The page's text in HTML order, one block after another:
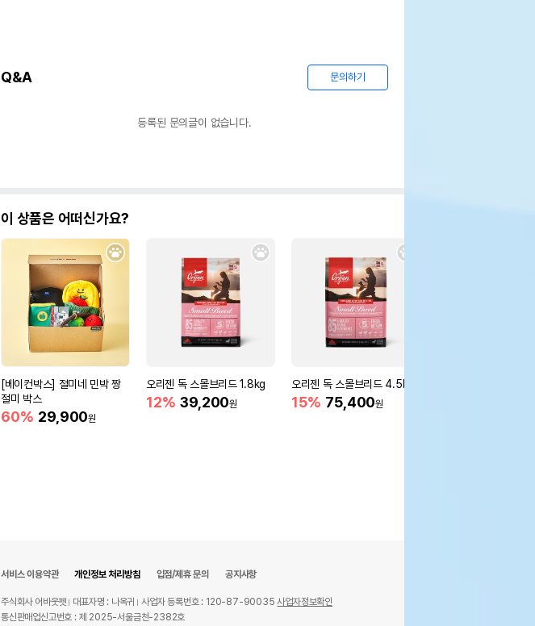
Q&A 문의하기
등록된 문의글이 없습니다.
이 상품은 어떠신가요?
[베이컨박스] 절미네 민박 짱
절미 박스
60% 29,900원
오리젠 독 스몰브리드 1.8kg
12% 39,200원
오리젠 독 스몰브리드 4.5kg
15% 75,400원
서비스 이용약관 개인정보 처리방침 입점/제휴 문의 공지사항
주식회사 어바웃펫 대표자명 : 나옥귀 사업자 등록번호 : 120-87-90035사업자정보확인
통신판매업신고번호 : 제 2025-서울금천-2382호